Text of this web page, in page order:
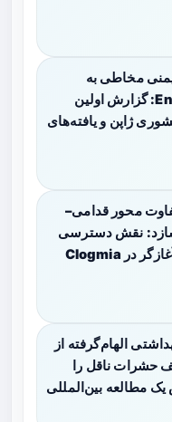
مخاطی به
Entamoeba dispar: گزارش اولین
ژاپن و یافته‌های
محور قدامی–
نقش دسترسی
کروماتین و عوامل آغازگر در Clogmia
الهام‌گرفته از
حشرات ناقل را
مطالعه بین‌المللی